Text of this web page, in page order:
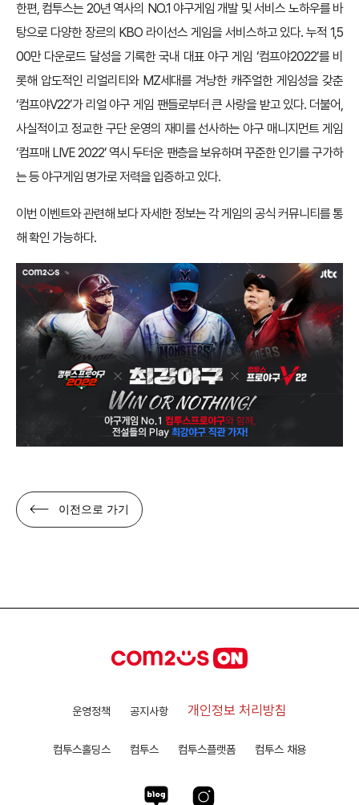
한편, 컴투스는 20년 역사의 NO.1 야구게임 개발 및 서비스 노하우를 바
탕으로 다양한 장르의 KBO 라이선스 게임을 서비스하고 있다. 누적 1,5
00만 다운로드 달성을 기록한 국내 대표 야구 게임 ‘컴프야2022’를 비
롯해 압도적인 리얼리티와 MZ세대를 겨냥한 캐주얼한 게임성을 갖춘
‘컴프야V22’가 리얼 야구 게임 팬들로부터 큰 사랑을 받고 있다. 더불어,
사실적이고 정교한 구단 운영의 재미를 선사하는 야구 매니지먼트 게임
‘컴프매 LIVE 2022’ 역시 두터운 팬층을 보유하며 꾸준한 인기를 구가하
는 등 야구게임 명가로 저력을 입증하고 있다.
이번 이벤트와 관련해 보다 자세한 정보는 각 게임의 공식 커뮤니티를 통
해 확인 가능하다.
이전으로 가기
운영정책 공지사항 개인정보 처리방침
컴투스홀딩스 컴투스 컴투스플랫폼 컴투스 채용